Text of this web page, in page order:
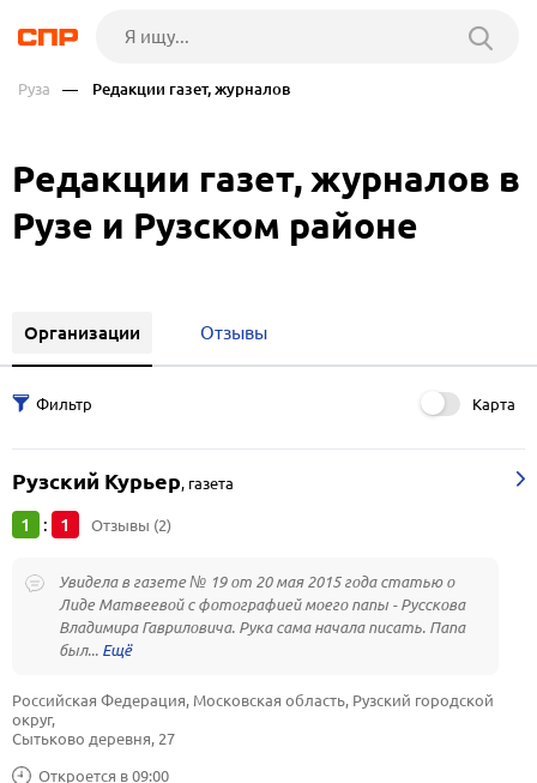
Руза — Редакции газет, журналов
Редакции газет, журналов в
Рузе и Рузском районе
Организации Отзывы
Карта
Рузский Курьер, газета
1 : 1 Отзывы (2)
Увидела в газете № 19 от 20 мая 2015 года статью о
Лиде Матвеевой с фотографией моего папы - Русскова
Владимира Гавриловича. Рука сама начала писать. Папа
был...
Откроется в 09:00
Российская Федерация, Московская область, Рузский городской
округ,
Сытьково деревня, 27